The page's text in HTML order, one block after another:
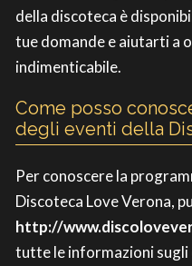
della discoteca è
tue domande e aiutarti a
indimenticabile.
Come posso
degli eventi della
Per conoscere la
Discoteca Love Verona,
http://
tutte le informazioni sugli